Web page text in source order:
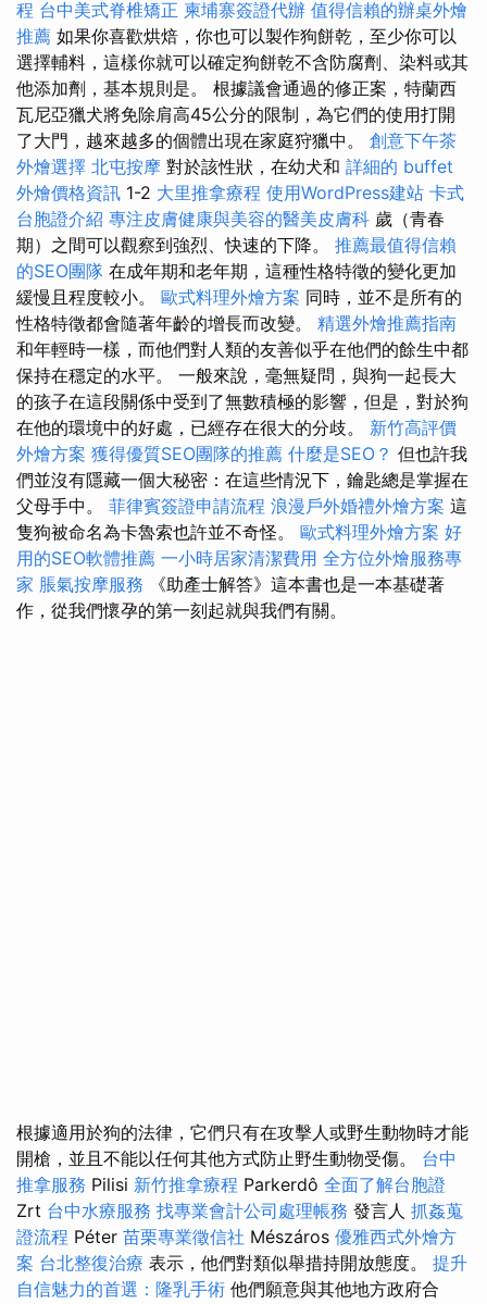
程 台中美式脊椎矯正 柬埔寨簽證代辦 值得信賴的辦桌外燴
推薦 如果你喜歡烘焙，你也可以製作狗餅乾，至少你可以
選擇輔料，這樣你就可以確定狗餅乾不含防腐劑、染料或其
他添加劑，基本規則是。 根據議會通過的修正案，特蘭西
瓦尼亞獵犬將免除肩高45公分的限制，為它們的使用打開
了大門，越來越多的個體出現在家庭狩獵中。 創意下午茶
外燴選擇 北屯按摩 對於該性狀，在幼犬和 詳細的 buffet
外燴價格資訊 1-2 大里推拿療程 使用WordPress建站 卡式
台胞證介紹 專注皮膚健康與美容的醫美皮膚科 歲（青春
期）之間可以觀察到強烈、快速的下降。 推薦最值得信賴
的SEO團隊 在成年期和老年期，這種性格特徵的變化更加
緩慢且程度較小。 歐式料理外燴方案 同時，並不是所有的
性格特徵都會隨著年齡的增長而改變。 精選外燴推薦指南
和年輕時一樣，而他們對人類的友善似乎在他們的餘生中都
保持在穩定的水平。 一般來說，毫無疑問，與狗一起長大
的孩子在這段關係中受到了無數積極的影響，但是，對於狗
在他的環境中的好處，已經存在很大的分歧。 新竹高評價
外燴方案 獲得優質SEO團隊的推薦 什麼是SEO？ 但也許我
們並沒有隱藏一個大秘密：在這些情況下，鑰匙總是掌握在
父母手中。 菲律賓簽證申請流程 浪漫戶外婚禮外燴方案 這
隻狗被命名為卡魯索也許並不奇怪。 歐式料理外燴方案 好
用的SEO軟體推薦 一小時居家清潔費用 全方位外燴服務專
家 脹氣按摩服務
《助產士解答》這本書也是一本基礎著
作，從我們懷孕的第一刻起就與我們有關。
根據適用於狗的法律，它們只有在攻擊人或野生動物時才能
開槍，並且不能以任何其他方式防止野生動物受傷。 台中
推拿服務 Pilisi 新竹推拿療程 Parkerdô 全面了解台胞證
Zrt 台中水療服務 找專業會計公司處理帳務 發言人 抓姦蒐
證流程 Péter 苗栗專業徵信社 Mészáros 優雅西式外燴方
案 台北整復治療 表示，他們對類似舉措持開放態度。 提升
自信魅力的首選：隆乳手術 他們願意與其他地方政府合